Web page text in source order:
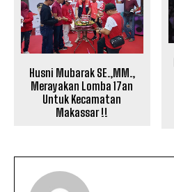
Husni Mubarak SE.,MM.,
Merayakan Lomba 17an
Untuk Kecamatan
Makassar !!